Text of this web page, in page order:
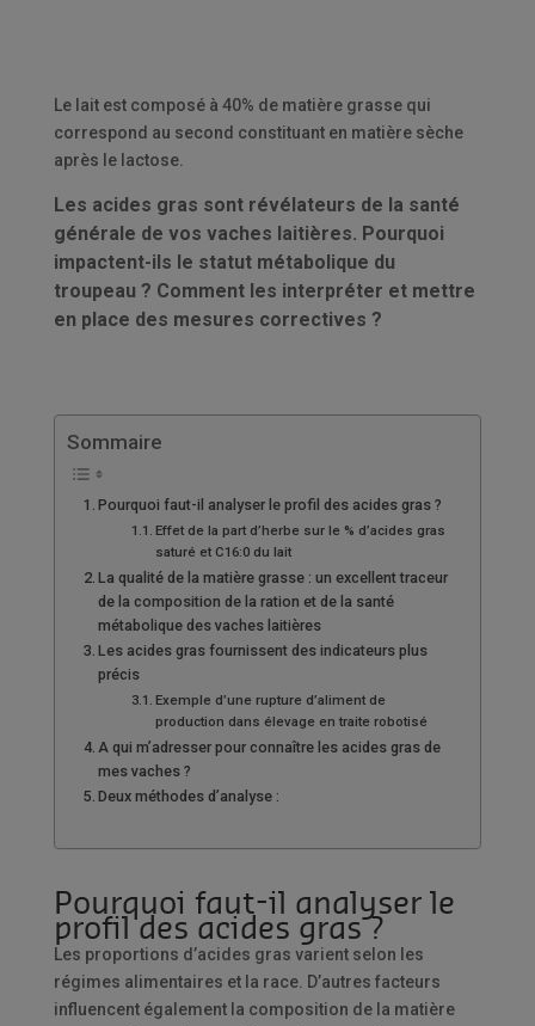
Le lait est composé à 40% de matière grasse qui
correspond au second constituant en matière sèche
après le lactose.
Les acides gras sont révélateurs de la santé
générale de vos vaches laitières. Pourquoi
impactent-ils le statut métabolique du
troupeau ? Comment les interpréter et mettre
en place des mesures correctives ?
Sommaire
Pourquoi faut-il analyser le profil des acides gras ?
Effet de la part d’herbe sur le % d’acides gras
saturé et C16:0 du lait
La qualité de la matière grasse : un excellent traceur
de la composition de la ration et de la santé
métabolique des vaches laitières
Les acides gras fournissent des indicateurs plus
précis
Exemple d’une rupture d’aliment de
production dans élevage en traite robotisé
A qui m’adresser pour connaître les acides gras de
mes vaches ?
Deux méthodes d’analyse :
Pourquoi faut-il analyser le
profil des acides gras ?
Les proportions d’acides gras varient selon les
régimes alimentaires et la race. D’autres facteurs
influencent également la composition de la matière